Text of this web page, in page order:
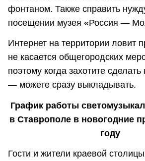
фонтаном. Также справить
посещении музея «Россия —
Интернет на территории ловит
не касается общегородских
поэтому когда захотите
— можете сразу выкладывать.
График работы
в Ставрополе в новогодние
году
Гости и жители краевой